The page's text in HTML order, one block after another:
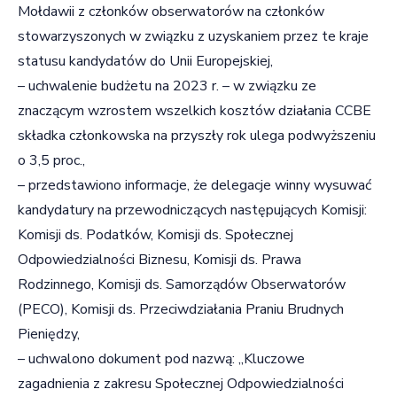
Mołdawii z członków obserwatorów na członków
stowarzyszonych w związku z uzyskaniem przez te kraje
statusu kandydatów do Unii Europejskiej,
– uchwalenie budżetu na 2023 r. – w związku ze
znaczącym wzrostem wszelkich kosztów działania CCBE
składka członkowska na przyszły rok ulega podwyższeniu
o 3,5 proc.,
– przedstawiono informacje, że delegacje winny wysuwać
kandydatury na przewodniczących następujących Komisji:
Komisji ds. Podatków, Komisji ds. Społecznej
Odpowiedzialności Biznesu, Komisji ds. Prawa
Rodzinnego, Komisji ds. Samorządów Obserwatorów
(PECO), Komisji ds. Przeciwdziałania Praniu Brudnych
Pieniędzy,
– uchwalono dokument pod nazwą: „Kluczowe
zagadnienia z zakresu Społecznej Odpowiedzialności